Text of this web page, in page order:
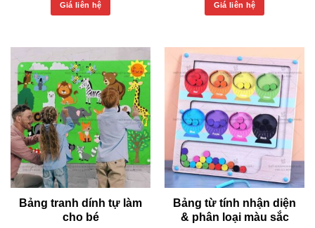
Giá liên hệ Giá liên hệ
Bảng tranh dính tự làm
cho bé
Bảng từ tính nhận diện
& phân loại màu sắc